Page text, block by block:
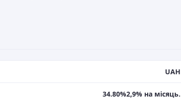
UAH
34.80%2,9% на місяць.